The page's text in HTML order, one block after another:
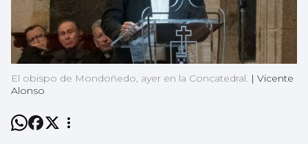
El obispo de Mondoñedo, ayer en la Concatedral. | Vicente
Alonso